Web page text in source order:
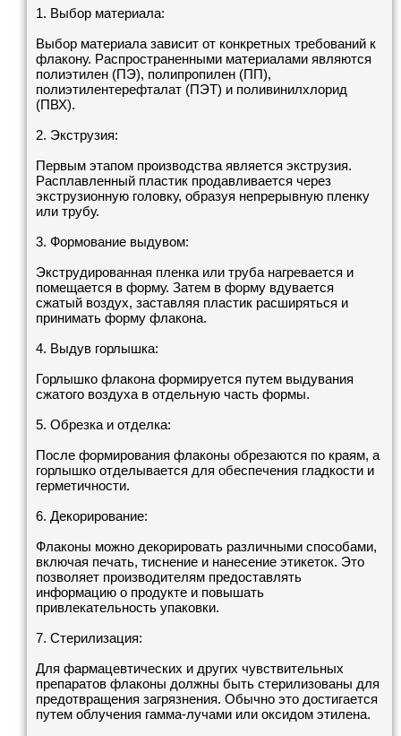
1. Выбор материала:
Выбор материала зависит от конкретных требований к
флакону. Распространенными материалами являются
полиэтилен (ПЭ), полипропилен (ПП),
полиэтилентерефталат (ПЭТ) и поливинилхлорид
(ПВХ).
2. Экструзия:
Первым этапом производства является экструзия.
Расплавленный пластик продавливается через
экструзионную головку, образуя непрерывную пленку
или трубу.
3. Формование выдувом:
Экструдированная пленка или труба нагревается и
помещается в форму. Затем в форму вдувается
сжатый воздух, заставляя пластик расширяться и
принимать форму флакона.
4. Выдув горлышка:
Горлышко флакона формируется путем выдувания
сжатого воздуха в отдельную часть формы.
5. Обрезка и отделка:
После формирования флаконы обрезаются по краям, а
горлышко отделывается для обеспечения гладкости и
герметичности.
6. Декорирование:
Флаконы можно декорировать различными способами,
включая печать, тиснение и нанесение этикеток. Это
позволяет производителям предоставлять
информацию о продукте и повышать
привлекательность упаковки.
7. Стерилизация:
Для фармацевтических и других чувствительных
препаратов флаконы должны быть стерилизованы для
предотвращения загрязнения. Обычно это достигается
путем облучения гамма-лучами или оксидом этилена.